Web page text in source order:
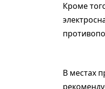
Кроме
В местах